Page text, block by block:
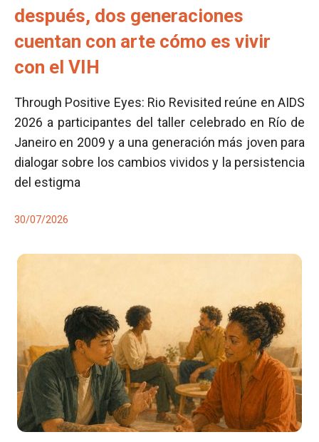
después, dos generaciones
cuentan con arte cómo es vivir
con el VIH
Through Positive Eyes: Rio Revisited reúne en AIDS
2026 a participantes del taller celebrado en Río de
Janeiro en 2009 y a una generación más joven para
dialogar sobre los cambios vividos y la persistencia
del estigma
30/07/2026